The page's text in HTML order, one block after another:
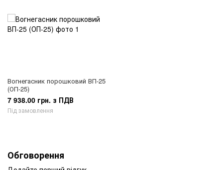
Вогнегасник порошковий ВП-25
(ОП-25)
7 938.00 грн. з ПДВ
Під замовлення
Обговорення